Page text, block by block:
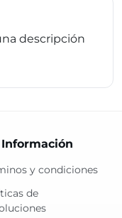
descripción
Información
y condiciones
de